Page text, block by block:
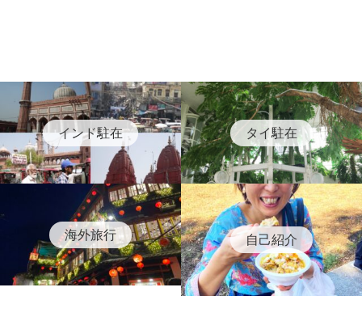
インド駐在 タイ駐在
海外旅行 自己紹介